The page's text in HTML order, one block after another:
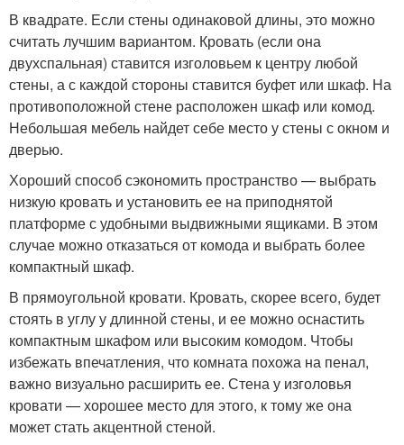
В квадрате. Если стены одинаковой длины, это можно
считать лучшим вариантом. Кровать (если она
двухспальная) ставится изголовьем к центру любой
стены, а с каждой стороны ставится буфет или шкаф. На
противоположной стене расположен шкаф или комод.
Небольшая мебель найдет себе место у стены с окном и
дверью.
Хороший способ сэкономить пространство — выбрать
низкую кровать и установить ее на приподнятой
платформе с удобными выдвижными ящиками. В этом
случае можно отказаться от комода и выбрать более
компактный шкаф.
В прямоугольной кровати. Кровать, скорее всего, будет
стоять в углу у длинной стены, и ее можно оснастить
компактным шкафом или высоким комодом. Чтобы
избежать впечатления, что комната похожа на пенал,
важно визуально расширить ее. Стена у изголовья
кровати — хорошее место для этого, к тому же она
может стать акцентной стеной.